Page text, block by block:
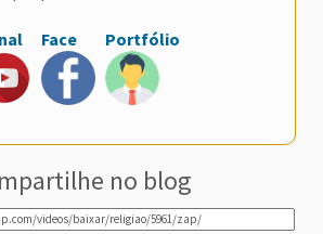
Face Portfólio
no blog